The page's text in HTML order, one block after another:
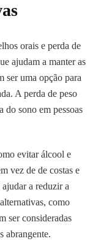
orais e perda de
ajudam a manter as
ser uma opção para
A perda de peso
do sono em pessoas
evitar álcool e
vez de de costas e
a reduzir a
como
ser consideradas
abrangente.